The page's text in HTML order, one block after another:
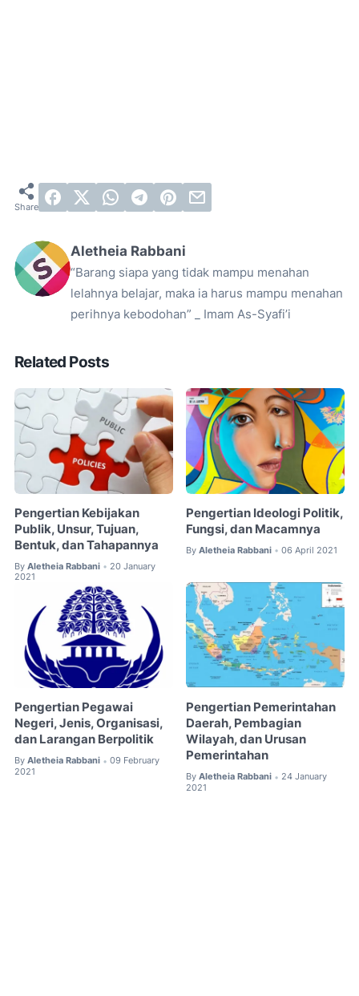
Aletheia Rabbani
“Barang siapa yang tidak mampu menahan
lelahnya belajar, maka ia harus mampu menahan
perihnya kebodohan” _ Imam As-Syafi’i
Related Posts
Pengertian Kebijakan
Publik, Unsur, Tujuan,
Bentuk, dan Tahapannya
By Aletheia Rabbani • 20 January
2021
Pengertian Ideologi Politik,
Fungsi, dan Macamnya
By Aletheia Rabbani • 06 April 2021
Pengertian Pegawai
Negeri, Jenis, Organisasi,
dan Larangan Berpolitik
By Aletheia Rabbani • 09 February
2021
Pengertian Pemerintahan
Daerah, Pembagian
Wilayah, dan Urusan
Pemerintahan
By Aletheia Rabbani • 24 January
2021